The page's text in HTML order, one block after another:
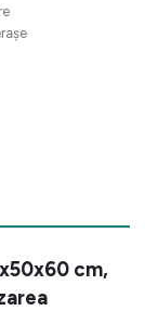
cm,